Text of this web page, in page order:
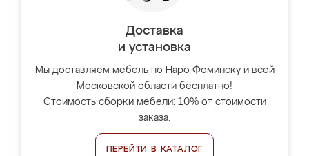
Доставка
и установка
Мы доставляем мебель по Наро-Фоминску и всей
Московской области бесплатно!
Стоимость сборки мебели: 10% от стоимости
заказа.
ПЕРЕЙТИ В КАТАЛОГ